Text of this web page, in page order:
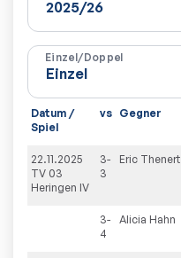
Einzel/Doppel
Datum /
Spiel
vs Gegner
22.11.2025
TV 03
Heringen IV
3-
3
Eric Thenert
3-
4
Alicia Hahn